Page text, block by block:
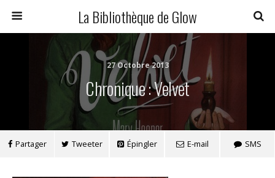
La Bibliothèque de Glow
27 Octobre 2013
Chronique : Velvet
Partager Tweeter Épingler E-mail SMS